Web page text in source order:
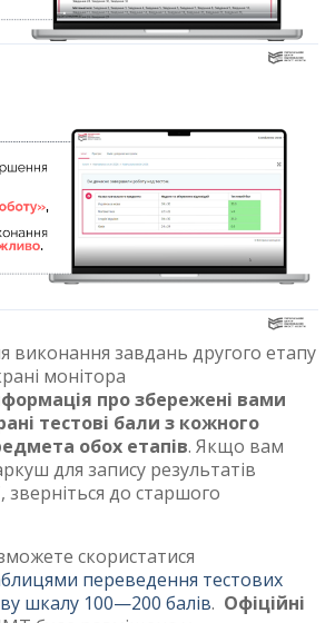
виконання завдань другого етапу
монітора
про збережені вами
тестові бали з кожного
обох етапів. Якщо вам
для запису результатів
до старшого
скористатися
переведення тестових
шкалу 100—200 балів. Офіційні